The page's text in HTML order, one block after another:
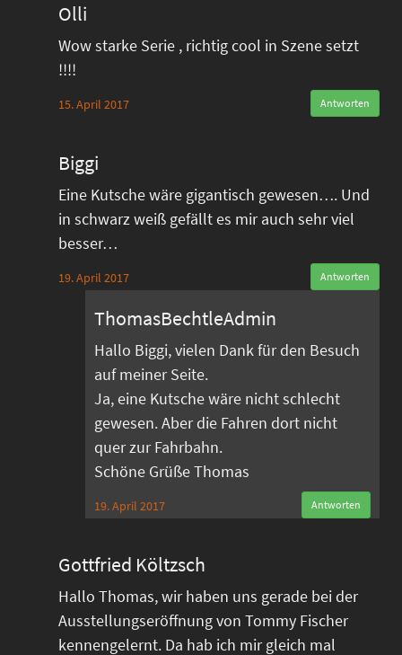
Olli
Wow starke Serie , richtig cool in Szene setzt
!!!!
15. April 2017 Antworten
Biggi
Eine Kutsche wäre gigantisch gewesen…. Und
in schwarz weiß gefällt es mir auch sehr viel
besser…
19. April 2017 Antworten
ThomasBechtleAdmin
Hallo Biggi, vielen Dank für den Besuch
auf meiner Seite.
Ja, eine Kutsche wäre nicht schlecht
gewesen. Aber die Fahren dort nicht
quer zur Fahrbahn.
Schöne Grüße Thomas
19. April 2017 Antworten
Gottfried Költzsch
Hallo Thomas, wir haben uns gerade bei der
Ausstellungseröffnung von Tommy Fischer
kennengelernt. Da hab ich mir gleich mal